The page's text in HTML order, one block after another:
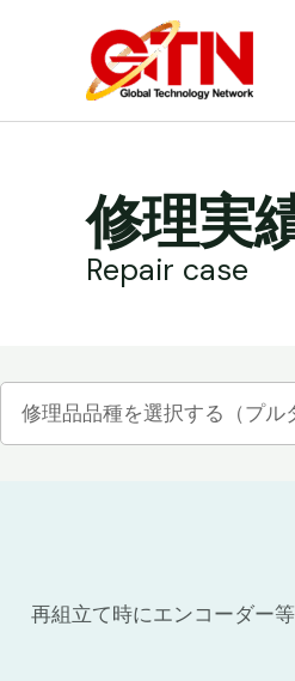
修理実
Repair case
再組立て時にエンコーダー